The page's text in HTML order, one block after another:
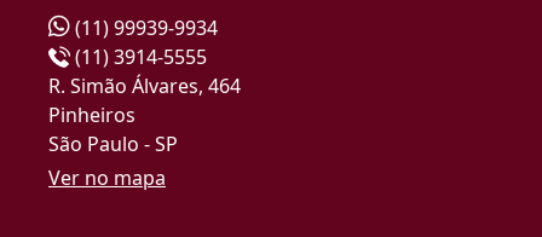
(11) 99939-9934
(11) 3914-5555
R. Simão Álvares, 464
Pinheiros
São Paulo - SP
Ver no mapa